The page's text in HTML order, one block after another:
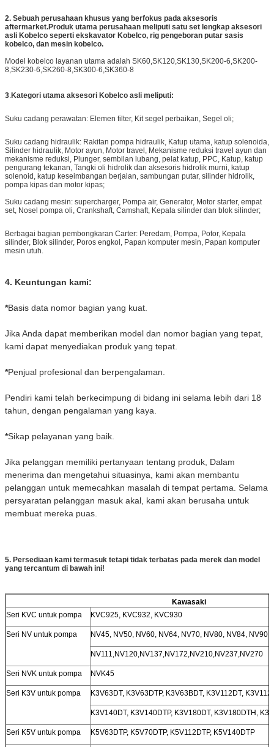
2. Sebuah perusahaan khusus yang berfokus pada aksesoris
aftermarket.Produk utama perusahaan meliputi satu set lengkap aksesori
asli Kobelco seperti ekskavator Kobelco, rig pengeboran putar sasis
kobelco, dan mesin kobelco.
Model kobelco layanan utama adalah SK60,SK120,SK130,SK200-6,SK200-
8,SK230-6,SK260-8,SK300-6,SK360-8
3.Kategori utama aksesori Kobelco asli meliputi:
Suku cadang perawatan: Elemen filter, Kit segel perbaikan, Segel oli;
Suku cadang hidraulik: Rakitan pompa hidraulik, Katup utama, katup solenoida,
Silinder hidraulik, Motor ayun, Motor travel, Mekanisme reduksi travel ayun dan
mekanisme reduksi, Plunger, sembilan lubang, pelat katup, PPC, Katup, katup
pengurang tekanan, Tangki oli hidrolik dan aksesoris hidrolik murni, katup
solenoid, katup keseimbangan berjalan, sambungan putar, silinder hidrolik,
pompa kipas dan motor kipas;
Suku cadang mesin: supercharger, Pompa air, Generator, Motor starter, empat
set, Nosel pompa oli, Crankshaft, Camshaft, Kepala silinder dan blok silinder;
Berbagai bagian pembongkaran Carter: Peredam, Pompa, Potor, Kepala
silinder, Blok silinder, Poros engkol, Papan komputer mesin, Papan komputer
mesin utuh.
4. Keuntungan kami:
*Basis data nomor bagian yang kuat.
Jika Anda dapat memberikan model dan nomor bagian yang tepat,
kami dapat menyediakan produk yang tepat.
*Penjual profesional dan berpengalaman.
Pendiri kami telah berkecimpung di bidang ini selama lebih dari 18
tahun, dengan pengalaman yang kaya.
*Sikap pelayanan yang baik.
Jika pelanggan memiliki pertanyaan tentang produk, Dalam
menerima dan mengetahui situasinya, kami akan membantu
pelanggan untuk memecahkan masalah di tempat pertama. Selama
persyaratan pelanggan masuk akal, kami akan berusaha untuk
membuat mereka puas.
5. Persediaan kami termasuk tetapi tidak terbatas pada merek dan model
yang tercantum di bawah ini!
Kawasaki
Seri KVC untuk pompa
KVC925, KVC932, KVC930
Seri NV untuk pompa NV45, NV50, NV60, NV64, NV70, NV80, NV84, NV90,
NV111,NV120,NV137,NV172,NV210,NV237,NV270
Seri NVK untuk pompa NVK45
Seri K3V untuk pompa K3V63DT, K3V63DTP, K3V63BDT, K3V112DT,
K3V140DT, K3V140DTP, K3V180DT, K3V180DTH,
Seri K5V untuk pompa K5V63DTP, K5V70DTP, K5V112DTP, K5V140DTP